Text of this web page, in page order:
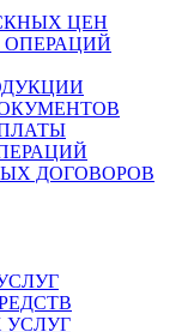
ЦЕН
ОПЕРАЦИЙ
ДОГОВОРОВ
УСЛУГ